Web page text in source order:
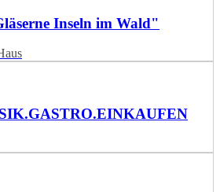
Inseln im Wald"